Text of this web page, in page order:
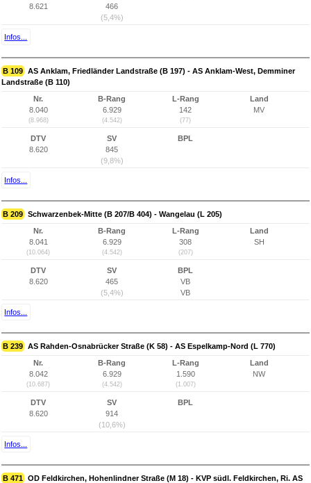
8.621
466
(5,4%)
Infos...
B 109 AS Anklam, Friedländer Landstraße (B 197) - AS Anklam-West, Demminer
Landstraße (B 110)
Nr.
8.040
(8.968)
B-Rang
6.929
(4.542)
L-Rang
142
(77)
Land
MV
DTV
8.620
SV
845
(9,8%)
BPL
Infos...
B 209 Schwarzenbek-Mitte (B 207/B 404) - Wangelau (L 205)
Nr.
8.041
(10.064)
B-Rang
6.929
(4.542)
L-Rang
308
(207)
Land
SH
DTV
8.620
SV
465
(5,4%)
BPL
VB
VB
Infos...
B 239 AS Rahden-Osnabrücker Straße (K 58) - AS Espelkamp-Nord (L 770)
Nr.
8.042
(10.687)
B-Rang
6.929
(4.542)
L-Rang
1.590
(1.007)
Land
NW
DTV
8.620
SV
914
(10,6%)
BPL
Infos...
B 471 OD Feldkirchen, Hohenlindner Straße (M 18) - KVP südl. Feldkirchen, Ri. AS